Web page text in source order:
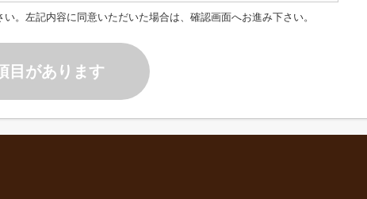
い。左記内容に同意いただいた場合は、確認画面へお進み下さい。
目があります